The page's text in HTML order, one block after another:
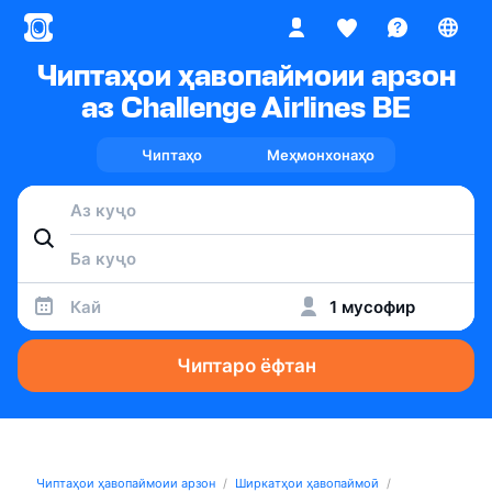
Чиптаҳои ҳавопаймоии арзон
аз Challenge Airlines BE
Чиптаҳо Меҳмонхонаҳо
Кай 1 мусофир
Чиптаро ёфтан
Чиптаҳои ҳавопаймоии арзон
Ширкатҳои ҳавопаймоӣ